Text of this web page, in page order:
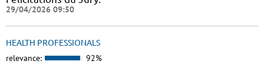
29/04/2026 09:50
HEALTH PROFESSIONALS
relevance: 92%